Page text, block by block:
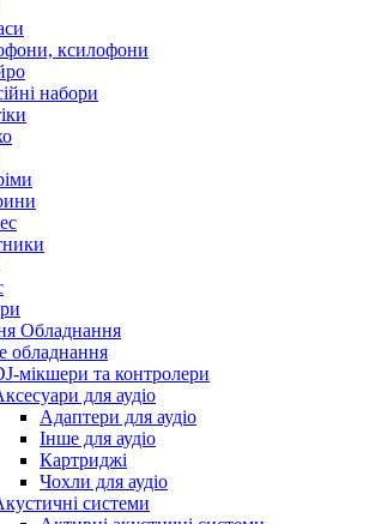
ксилофони
набори
Обладнання
обладнання
мікшери та контролери
для аудіо
Адаптери для аудіо
Інше для аудіо
Картриджі
Чохли для аудіо
системи